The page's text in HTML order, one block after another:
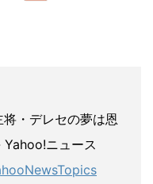
将・デレセの夢は恩
ニュース